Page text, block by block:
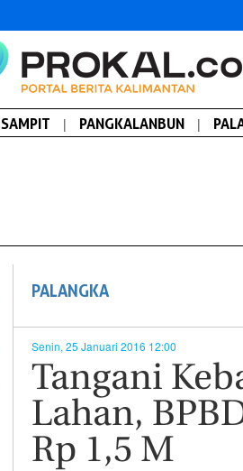
SAMPIT | PANGKALANBUN |
PALANGKA
Senin, 25 Januari 2016 12:00
Tangani
Lahan,
Rp 1,5 M